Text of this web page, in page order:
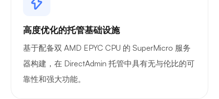
高度优化的托管基础设施
基于配备双 AMD EPYC CPU 的 SuperMicro 服务
器构建，在 DirectAdmin 托管中具有无与伦比的可
靠性和强大功能。